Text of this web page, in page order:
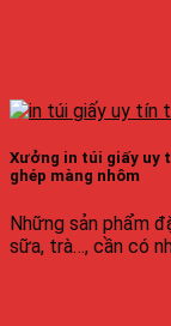
Xưởng in túi giấy uy
ghép màng nhôm
Những sản phẩm
sữa, trà…, cần có